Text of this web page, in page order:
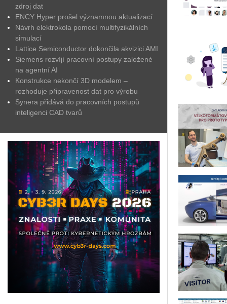
zdroj dat
ENCY Hyper prošel významnou aktualizací
Návrh elektrokola pomocí multifyzikálních
simulací
Lattice Semiconductor dokončila akvizici AMI
Siemens rozvíjí pracovní postupy založené
na agentní AI
Konstrukce nekončí 3D modelem –
rozhoduje připravenost dat pro výrobu
Synera přidává do pracovních postupů
inteligenci CAD tvarů